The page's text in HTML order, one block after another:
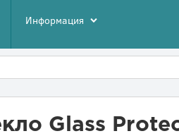
Информация
Glass